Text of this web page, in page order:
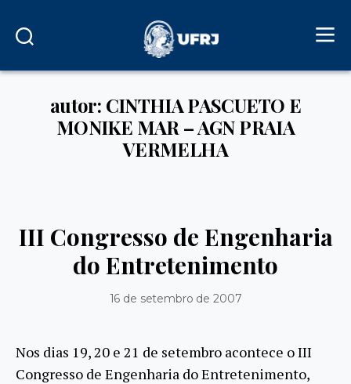
autor: CINTHIA PASCUETO E
MONIKE MAR – AGN PRAIA
VERMELHA
III Congresso de Engenharia
do Entretenimento
16 de setembro de 2007
Nos dias 19, 20 e 21 de setembro acontece o III
Congresso de Engenharia do Entretenimento,